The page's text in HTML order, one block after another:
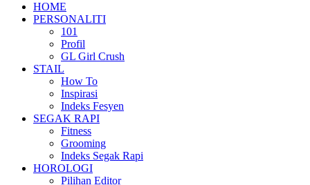
HOME
PERSONALITI
101
Profil
GL Girl Crush
STAIL
How To
Inspirasi
Indeks Fesyen
SEGAK RAPI
Fitness
Grooming
Indeks Segak Rapi
HOROLOGI
Pilihan Editor